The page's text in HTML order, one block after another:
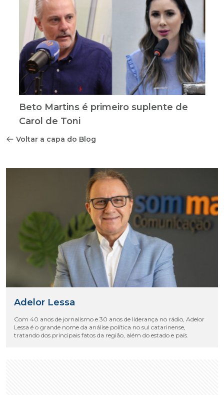
Beto Martins é primeiro suplente de
Carol de Toni
Voltar a capa do Blog
Adelor Lessa
Com 40 anos de jornalismo e 30 anos de liderança no rádio, Adelor
Lessa é o grande nome da análise política no sul catarinense,
tratando dos principais fatos da região, além do estado e país.